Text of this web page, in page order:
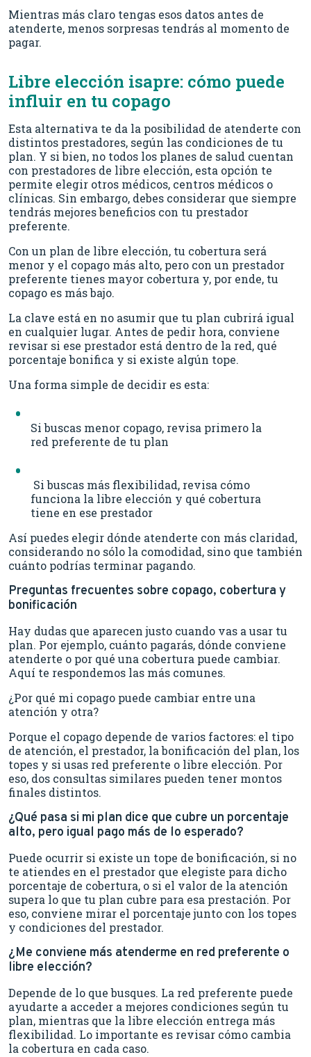
Mientras más claro tengas esos datos antes de
atenderte, menos sorpresas tendrás al momento de
pagar.
Libre elección isapre: cómo puede
influir en tu copago
Esta alternativa te da la posibilidad de atenderte con
distintos prestadores, según las condiciones de tu
plan. Y si bien, no todos los planes de salud cuentan
con prestadores de libre elección, esta opción te
permite elegir otros médicos, centros médicos o
clínicas. Sin embargo, debes considerar que siempre
tendrás mejores beneficios con tu prestador
preferente.
Con un plan de libre elección, tu cobertura será
menor y el copago más alto, pero con un prestador
preferente tienes mayor cobertura y, por ende, tu
copago es más bajo.
La clave está en no asumir que tu plan cubrirá igual
en cualquier lugar. Antes de pedir hora, conviene
revisar si ese prestador está dentro de la red, qué
porcentaje bonifica y si existe algún tope.
Una forma simple de decidir es esta:
Si buscas menor copago, revisa primero la
red preferente de tu plan
Si buscas más flexibilidad, revisa cómo
funciona la libre elección y qué cobertura
tiene en ese prestador
Así puedes elegir dónde atenderte con más claridad,
considerando no sólo la comodidad, sino que también
cuánto podrías terminar pagando.
Preguntas frecuentes sobre copago, cobertura y
bonificación
Hay dudas que aparecen justo cuando vas a usar tu
plan. Por ejemplo, cuánto pagarás, dónde conviene
atenderte o por qué una cobertura puede cambiar.
Aquí te respondemos las más comunes.
¿Por qué mi copago puede cambiar entre una
atención y otra?
Porque el copago depende de varios factores: el tipo
de atención, el prestador, la bonificación del plan, los
topes y si usas red preferente o libre elección. Por
eso, dos consultas similares pueden tener montos
finales distintos.
¿Qué pasa si mi plan dice que cubre un porcentaje
alto, pero igual pago más de lo esperado?
Puede ocurrir si existe un tope de bonificación, si no
te atiendes en el prestador que elegiste para dicho
porcentaje de cobertura, o si el valor de la atención
supera lo que tu plan cubre para esa prestación. Por
eso, conviene mirar el porcentaje junto con los topes
y condiciones del prestador.
¿Me conviene más atenderme en red preferente o
libre elección?
Depende de lo que busques. La red preferente puede
ayudarte a acceder a mejores condiciones según tu
plan, mientras que la libre elección entrega más
flexibilidad. Lo importante es revisar cómo cambia
la cobertura en cada caso.